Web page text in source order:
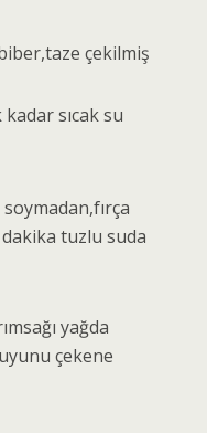
çekilmiş
sıcak su
dakika tuzlu suda
yağda
çekene